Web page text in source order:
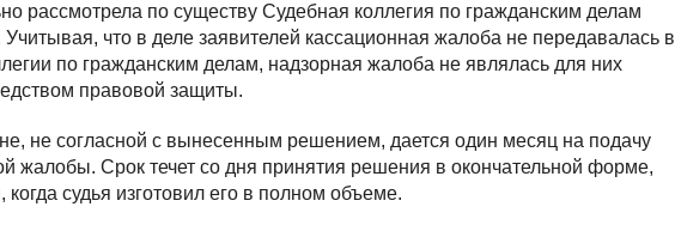
рассмотрела по существу Судебная коллегия по гражданским делам
Учитывая, что в деле заявителей кассационная жалоба не передавалась в
по гражданским делам, надзорная жалоба не являлась для них
правовой защиты.
не согласной с вынесенным решением, дается один месяц на подачу
жалобы. Срок течет со дня принятия решения в окончательной форме,
когда судья изготовил его в полном объеме.